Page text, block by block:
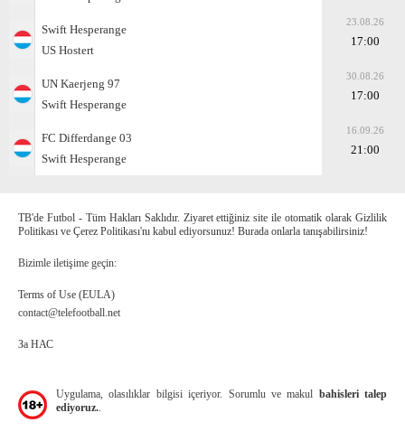
Swift Hesperange
US Hostert
23.08.26
17:00
UN Kaerjeng 97
Swift Hesperange
30.08.26
17:00
FC Differdange 03
Swift Hesperange
16.09.26
21:00
TB'de Futbol - Tüm Hakları Saklıdır. Ziyaret ettiğiniz site ile otomatik olarak Gizlilik
Politikası ve Çerez Politikası'nı kabul ediyorsunuz! Burada onlarla tanışabilirsiniz!
Bizimle iletişime geçin:
Terms of Use (EULA)
contact@telefootball.net
За НАС
Uygulama, olasılıklar bilgisi içeriyor. Sorumlu ve makul bahisleri talep
ediyoruz.